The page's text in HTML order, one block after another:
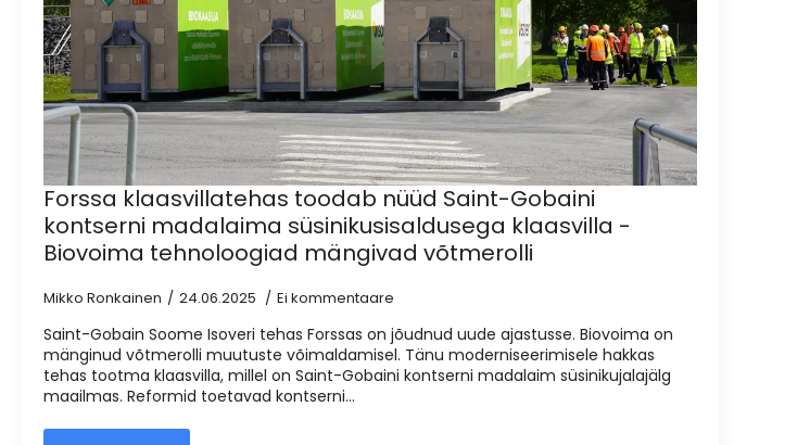
Forssa klaasvillatehas toodab nüüd Saint-Gobaini
kontserni madalaima süsinikusisaldusega klaasvilla -
Biovoima tehnoloogiad mängivad võtmerolli
Mikko Ronkainen 24.06.2025 Ei kommentaare
Saint-Gobain Soome Isoveri tehas Forssas on jõudnud uude ajastusse. Biovoima on
mänginud võtmerolli muutuste võimaldamisel. Tänu moderniseerimisele hakkas
tehas tootma klaasvilla, millel on Saint-Gobaini kontserni madalaim süsinikujalajälg
maailmas. Reformid toetavad kontserni...